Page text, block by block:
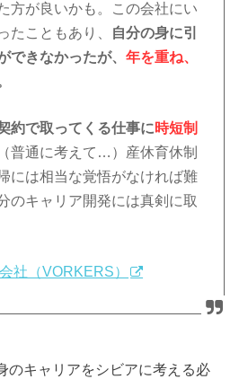
方が良いかも。この会社にい
たこともあり、
自分の身に引
できなかったが、年を重ね、
約で取ってくる仕事に時短制
（普通に考えて…）産休育休制
には相当な覚悟がなければ難
のキャリア開発には真剣に取
社（VORKERS）
のキャリアをシビアに考える必